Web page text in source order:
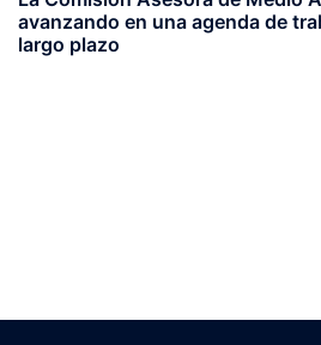
avanzando en una agenda de
largo plazo